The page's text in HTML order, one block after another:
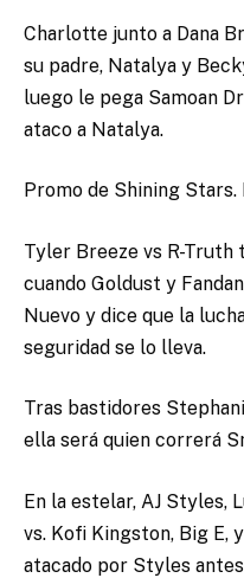
Charlotte junto a Dana
su padre, Natalya y
luego le pega Samoan
ataco a Natalya.
Promo de Shining Stars.
Tyler Breeze vs R-Truth
cuando Goldust y
Nuevo y dice que la
seguridad se lo lleva.
Tras bastidores
ella será quien correrá
En la estelar, AJ Styles,
vs. Kofi Kingston, Big E,
atacado por Styles